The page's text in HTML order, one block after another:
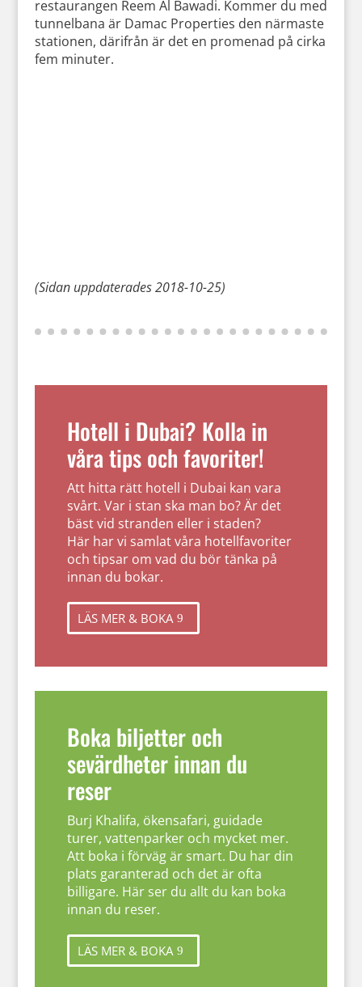
restaurangen Reem Al Bawadi. Kommer du med
tunnelbana är Damac Properties den närmaste
stationen, därifrån är det en promenad på cirka
fem minuter.
(Sidan uppdaterades 2018-10-25)
Hotell i Dubai? Kolla in
våra tips och favoriter!
Att hitta rätt hotell i Dubai kan vara
svårt. Var i stan ska man bo? Är det
bäst vid stranden eller i staden?
Här har vi samlat våra hotellfavoriter
och tipsar om vad du bör tänka på
innan du bokar.
LÄS MER & BOKA
Boka biljetter och
sevärdheter innan du
reser
Burj Khalifa, ökensafari, guidade
turer, vattenparker och mycket mer.
Att boka i förväg är smart. Du har din
plats garanterad och det är ofta
billigare. Här ser du allt du kan boka
innan du reser.
LÄS MER & BOKA